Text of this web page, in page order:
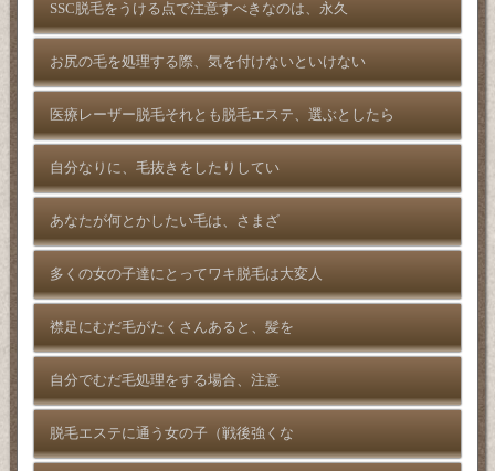
SSC脱毛をうける点で注意すべきなのは、永久
お尻の毛を処理する際、気を付けないといけない
医療レーザー脱毛それとも脱毛エステ、選ぶとしたら
自分なりに、毛抜きをしたりしてい
あなたが何とかしたい毛は、さまざ
多くの女の子達にとってワキ脱毛は大変人
襟足にむだ毛がたくさんあると、髪を
自分でむだ毛処理をする場合、注意
脱毛エステに通う女の子（戦後強くな